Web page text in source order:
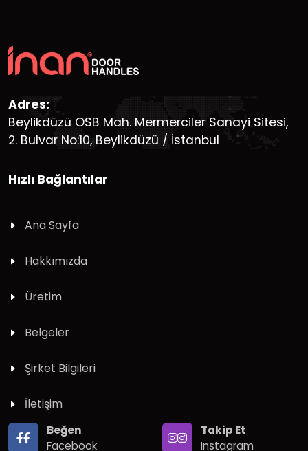
Adres:
Beylikdüzü OSB Mah. Mermerciler Sanayi Sitesi,
2. Bulvar No:10, Beylikdüzü / İstanbul
Hızlı Bağlantılar
Ana Sayfa
Hakkımızda
Üretim
Belgeler
Şirket Bilgileri
İletişim
Beğen
Facebook
Takip Et
Instagram